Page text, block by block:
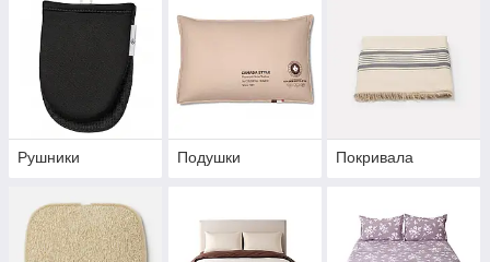
Рушники Подушки Покривала